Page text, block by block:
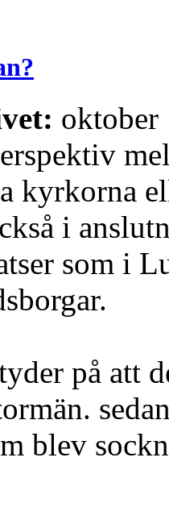
oktober
kyrkorna
i
som i
på att
blev